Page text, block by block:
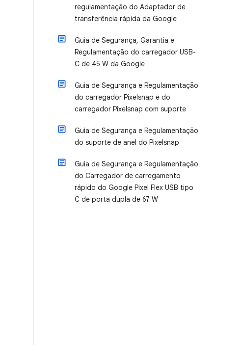
regulamentação do Adaptador de
transferência rápida da Google
Guia de Segurança, Garantia e
Regulamentação do carregador USB-
C de 45 W da Google
Guia de Segurança e Regulamentação
do carregador Pixelsnap e do
carregador Pixelsnap com suporte
Guia de Segurança e Regulamentação
do suporte de anel do Pixelsnap
Guia de Segurança e Regulamentação
do Carregador de carregamento
rápido do Google Pixel Flex USB tipo
C de porta dupla de 67 W